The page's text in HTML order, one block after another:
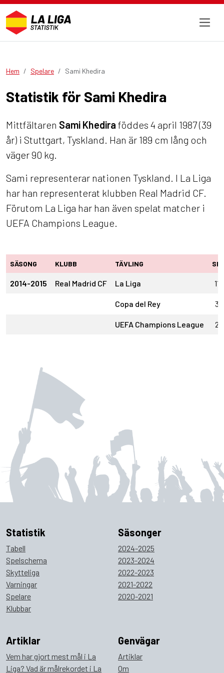
Hem Spelare Sami Khedira
Statistik för Sami Khedira
Mittfältaren Sami Khedira föddes 4 april 1987 (39
år) i Stuttgart, Tyskland. Han är 189 cm lång och
väger 90 kg.
Sami representerar nationen Tyskland. I La Liga
har han representerat klubben Real Madrid CF.
Förutom La Liga har han även spelat matcher i
UEFA Champions League.
SÄSONG KLUBB TÄVLING SM
2014-2015 Real Madrid CF La Liga 11
Copa del Rey 3
UEFA Champions League 2
Statistik
Tabell
Spelschema
Skytteliga
Varningar
Spelare
Klubbar
Säsonger
2024-2025
2023-2024
2022-2023
2021-2022
2020-2021
Artiklar
Vem har gjort mest mål i La
Liga? Vad är målrekordet i La
Genvägar
Artiklar
Om